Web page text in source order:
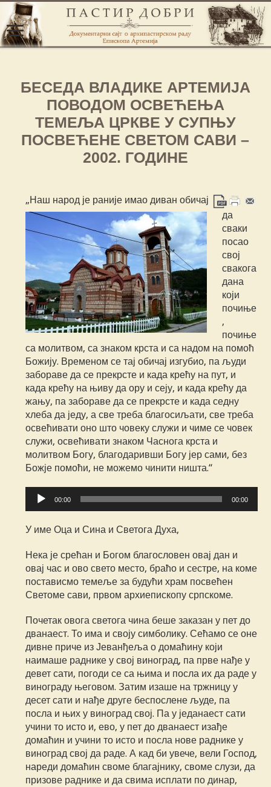
БЕСЕДА ВЛАДИКЕ АРТЕМИЈА
ПОВОДОМ ОСВЕЋЕЊА
ТЕМЕЉА ЦРКВЕ У СУПЊУ
ПОСВЕЋЕНЕ СВЕТОМ САВИ –
2002. ГОДИНЕ
„Наш народ је раније имао диван обичај
да
сваки
посао
свој
свакога
дана
који
почиње
,
почиње
са молитвом, са знаком крста и са надом на помоћ
Божију. Временом се тај обичај изгубио, па људи
забораве да се прекрсте и када крећу на пут, и
када крећу на њиву да ору и сеју, и када крећу да
жању, па забораве да се прекрсте и када седну
хлеба да једу, а све треба благосиљати, све треба
освећивати оно што човеку служи и чиме се човек
служи, освећивати знаком Часнога крста и
молитвом Богу, благодаривши Богу јер сами, без
Божје помоћи, не можемо чинити ништа.“
Прегледач
звучних
00:00 00:00
У име Оца и Сина и Светога Духа,
Нека је срећан и Богом благословен овај дан и
овај час и ово свето место, браћо и сестре, на коме
постависмо темеље за будући храм посвећен
Светоме сави, првом архиепископу српскоме.
Почетак овога светога чина беше заказан у пет до
дванаест. То има и своју симболику. Сећамо се оне
дивне приче из Јеванђеља о домаћину који
наимаше раднике у свој виноград, па прве нађе у
девет сати, погоди се са њима и посла их да раде у
винограду његовом. Затим изаше на тржницу у
десет сати и нађе друге беспослене људе, па
посла и њих у виноград свој. Па у једанаест сати
учини то исто и, ево, у пет до дванаест изађе
домаћин и учини то исто и посла нове раднике у
виноград свој да раде. А кад би увече, вели Господ,
нареди домаћин своме благајнику, своме слузи, да
призове раднике и да свима исплати по динар,